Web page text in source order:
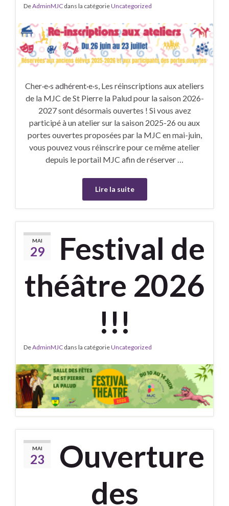
DeAdminMJC dans la catégorieUncategorized
Cher·e·s adhérent·e·s, Les réinscriptions aux ateliers
de la MJC de St Pierre la Palud pour la saison 2026-
2027 sont désormais ouvertes ! Si vous avez
participé à un atelier sur la saison 2025-26 ou aux
portes ouvertes proposées par la MJC en mai-juin,
vous pouvez vous réinscrire pour ce même atelier
depuis le portail MJC afin de réserver …
Lire la suite
MAI
29
Festival de
théâtre 2026
!!!
DeAdminMJC dans la catégorieUncategorized
MAI
23
Ouverture
des